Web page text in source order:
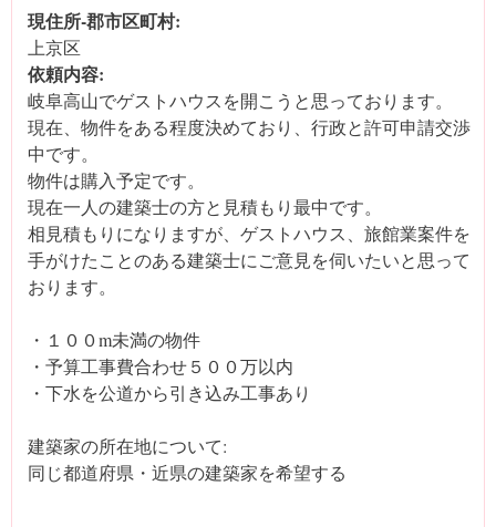
現住所‐郡市区町村:
上京区
依頼内容:
岐阜高山でゲストハウスを開こうと思っております。
現在、物件をある程度決めており、行政と許可申請交渉
中です。
物件は購入予定です。
現在一人の建築士の方と見積もり最中です。
相見積もりになりますが、ゲストハウス、旅館業案件を
手がけたことのある建築士にご意見を伺いたいと思って
おります。
・１００m未満の物件
・予算工事費合わせ５００万以内
・下水を公道から引き込み工事あり
建築家の所在地について:
同じ都道府県・近県の建築家を希望する